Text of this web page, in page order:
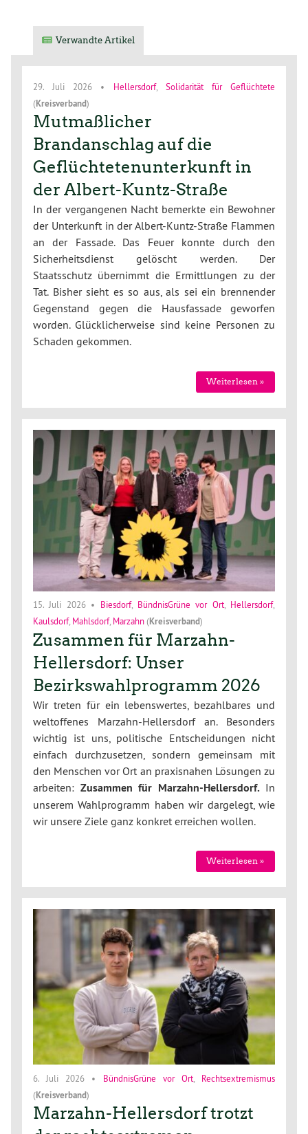
Verwandte Artikel
29. Juli 2026 • Hellersdorf, Solidarität für Geflüchtete
(Kreisverband)
Mutmaßlicher
Brandanschlag auf die
Geflüchtetenunterkunft in
der Albert-Kuntz-Straße
In der vergangenen Nacht bemerkte ein Bewohner
der Unterkunft in der Albert-Kuntz-Straße Flammen
an der Fassade. Das Feuer konnte durch den
Sicherheitsdienst gelöscht werden. Der
Staatsschutz übernimmt die Ermittlungen zu der
Tat. Bisher sieht es so aus, als sei ein brennender
Gegenstand gegen die Hausfassade geworfen
worden. Glücklicherweise sind keine Personen zu
Schaden gekommen.
Weiterlesen »
15. Juli 2026• Biesdorf, BündnisGrüne vor Ort, Hellersdorf,
Kaulsdorf, Mahlsdorf, Marzahn (Kreisverband)
Zusammen für Marzahn-
Hellersdorf: Unser
Bezirkswahlprogramm 2026
Wir treten für ein lebenswertes, bezahlbares und
weltoffenes Marzahn-Hellersdorf an. Besonders
wichtig ist uns, politische Entscheidungen nicht
einfach durchzusetzen, sondern gemeinsam mit
den Menschen vor Ort an praxisnahen Lösungen zu
arbeiten: Zusammen für Marzahn-Hellersdorf.In
unserem Wahlprogramm haben wir dargelegt, wie
wir unsere Ziele ganz konkret erreichen wollen.
Weiterlesen »
6. Juli 2026 • BündnisGrüne vor Ort, Rechtsextremismus
(Kreisverband)
Marzahn-Hellersdorf trotzt